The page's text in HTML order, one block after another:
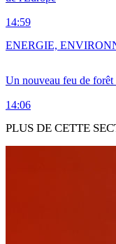
14:59
Un nouveau feu de forêt
14:06
ENERGIE,
PLUS DE CETTE